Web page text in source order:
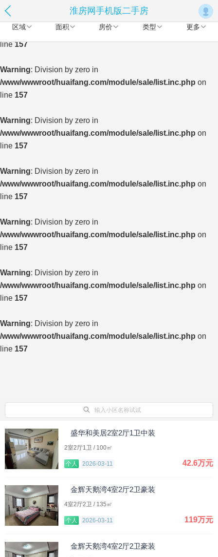
Warning
/www/wwwroot/huaifang.com/module/sale/list.inc.phpon
line157
Warning: Division by zero in
/www/wwwroot/huaifang.com/module/sale/list.inc.php on
line 157
Warning: Division by zero in
/www/wwwroot/huaifang.com/module/sale/list.inc.php on
line 157
Warning: Division by zero in
/www/wwwroot/huaifang.com/module/sale/list.inc.php on
line 157
Warning: Division by zero in
/www/wwwroot/huaifang.com/module/sale/list.inc.php on
line 157
Warning: Division by zero in
/www/wwwroot/huaifang.com/module/sale/list.inc.php on
line 157
Warning: Division by zero in
/www/wwwroot/huaifang.com/module/sale/list.inc.php on
line 157
淮房网手机版二手房
区域 面积 房价 类型 更多
输入小区名称试试
盛华和美居2室2厅1卫中装
2室2厅1卫 / 100㎡
个人 2026-03-11 42.6万元
金辉天鹅湾4室2厅2卫豪装
4室2厅2卫 / 135㎡
个人 2026-03-11 119万元
金辉天鹅湾4室2厅2卫豪装